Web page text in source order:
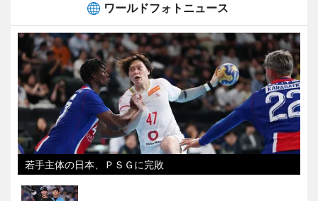
ワールドフォトニュース
若手主体の日本、ＰＳＧに完敗